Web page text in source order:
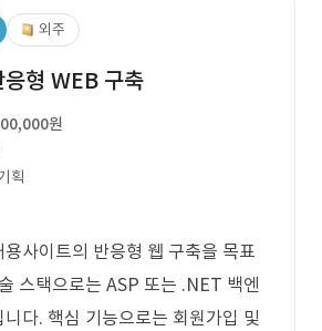
외주
형 WEB 구축
원
획
사이트의 반응형 웹 구축을 목표
스택으로는 ASP 또는 .NET 백엔
다. 핵심 기능으로는 회원가입 및